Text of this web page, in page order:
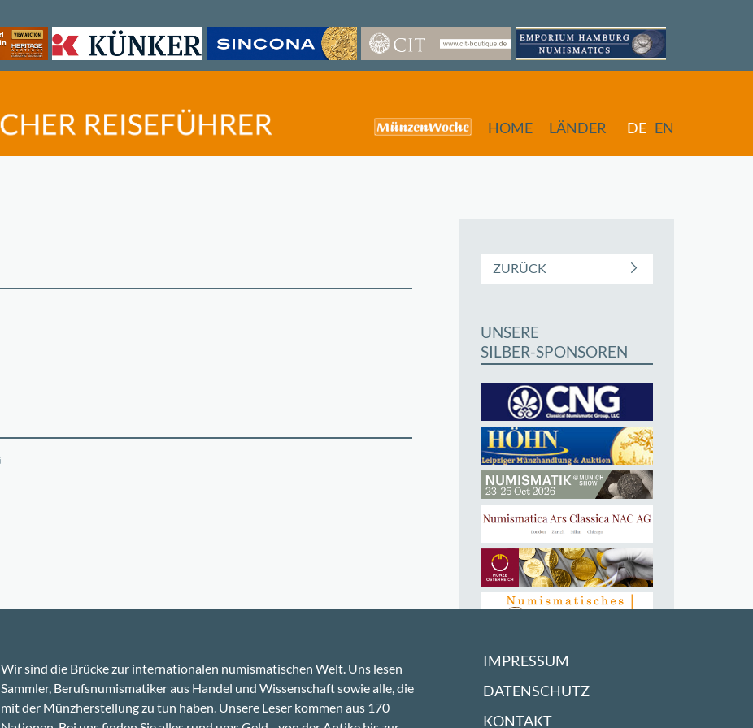
HOME LÄNDER DE EN
ZURÜCK
UNSERE
SILBER-SPONSOREN
Wir sind die Brücke zur internationalen numismatischen Welt. Uns lesen
Sammler, Berufsnumismatiker aus Handel und Wissenschaft sowie alle, die
mit der Münzherstellung zu tun haben. Unsere Leser kommen aus 170
IMPRESSUM
DATENSCHUTZ
KONTAKT